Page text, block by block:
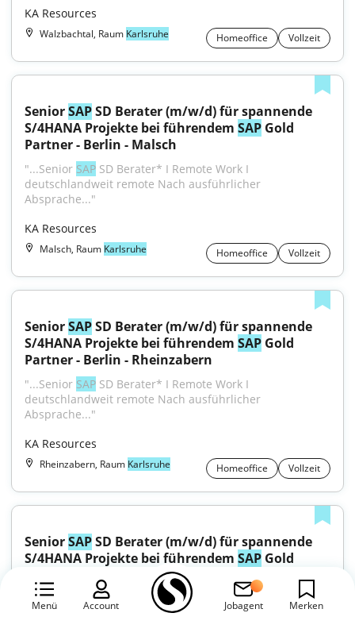
KA Resources
Walzbachtal, Raum Karlsruhe Homeoffice Vollzeit
Senior SAP SD Berater (m/w/d) für spannende
S/4HANA Projekte bei führendem SAP Gold
Partner - Berlin - Malsch
"...Senior SAP SD Berater* I Remote Work I
deutschlandweit remote Nach ausführlicher
Absprache..."
KA Resources
Malsch, Raum Karlsruhe Homeoffice Vollzeit
Senior SAP SD Berater (m/w/d) für spannende
S/4HANA Projekte bei führendem SAP Gold
Partner - Berlin - Rheinzabern
"...Senior SAP SD Berater* I Remote Work I
deutschlandweit remote Nach ausführlicher
Absprache..."
KA Resources
Rheinzabern, Raum Karlsruhe Homeoffice Vollzeit
Senior SAP SD Berater (m/w/d) für spannende
S/4HANA Projekte bei führendem SAP Gold
Partner - Berlin - Hatzenbühl
"...Senior SAP SD Berater* I Remote Work I
deutschlandweit remote Nach ausführlicher
Menü Account Jobagent Merken